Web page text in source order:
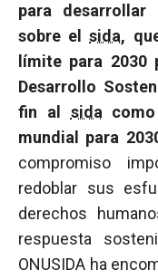
para desarrollar
sobre elsida,
límite para 2030
Desarrollo
fin al sida
mundial para
compromiso
redoblar sus
derechos
respuesta
ONUSIDA ha